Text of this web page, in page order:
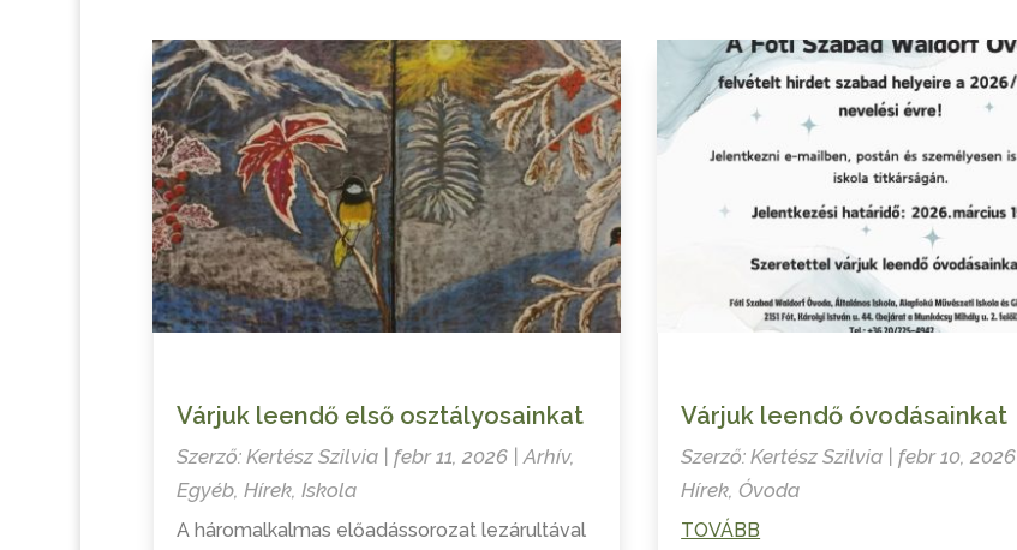
Várjuk leendő első osztályosainkat
Szerző: Kertész Szilvia| febr 11, 2026| Arhív,
Egyéb, Hírek, Iskola
A háromalkalmas előadássorozat lezárultával
Várjuk leendő óvodásainkat
Szerző:Kertész Szilvia | febr 10, 2026
Hírek Óvoda
TOVÁBB